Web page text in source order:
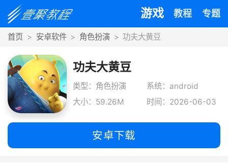
游戏 教程 专题
首页 安卓软件 角色扮演 功夫大黄豆
功夫大黄豆
类型：角色扮演
系统：android
大小：59.26M
时间：2026-06-03
安卓下载